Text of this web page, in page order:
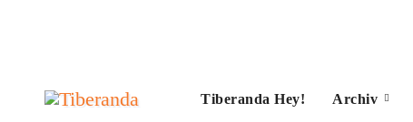
Tiberanda Hey! Archiv